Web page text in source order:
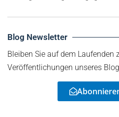
Blog Newsletter
Bleiben Sie auf dem Laufenden
Veröffentlichungen unseres